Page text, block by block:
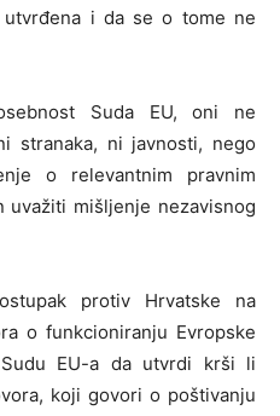
i da se o tome ne
Suda EU, oni ne
stranaka, ni javnosti, nego
o relevantnim pravnim
uvažiti mišljenje nezavisnog
protiv Hrvatske na
o funkcioniranju Evropske
EU-a da utvrdi krši li
koji govori o poštivanju